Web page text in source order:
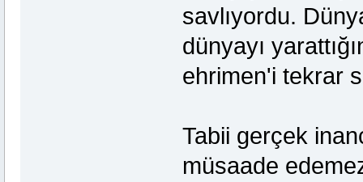
savlıyordu.
dünyayı
ehrimen'i tekrar
Tabii gerçek
müsaade